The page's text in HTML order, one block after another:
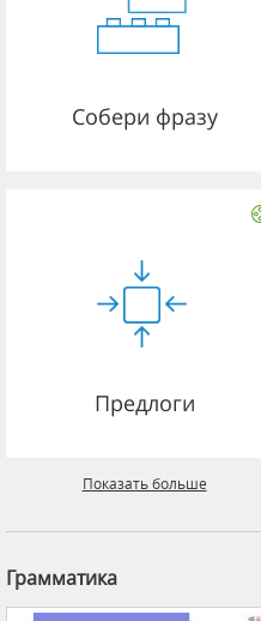
Собери фразу
Предлоги
Показать больше
Грамматика